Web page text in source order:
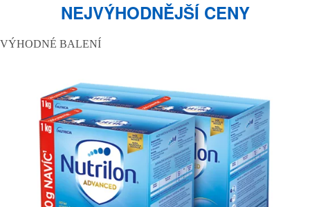
NEJVÝHODNĚJŠÍ CENY
VÝHODNÉ BALENÍ